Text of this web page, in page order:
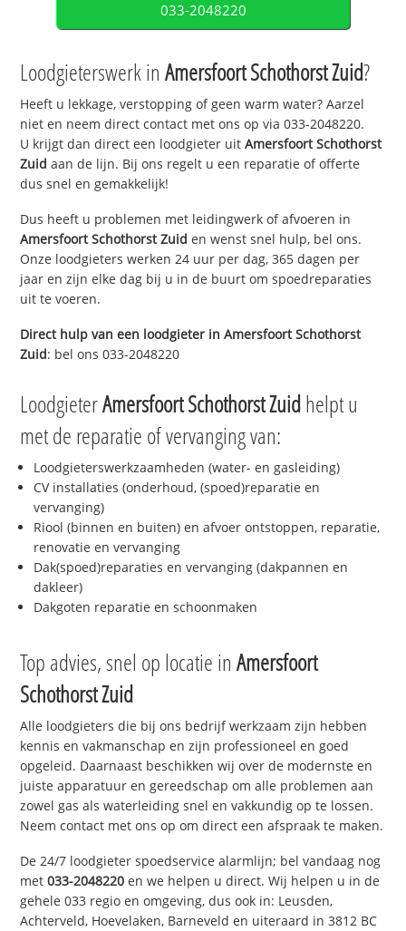
033-2048220
Loodgieterswerk inAmersfoort Schothorst Zuid?
Heeft u lekkage, verstopping of geen warm water? Aarzel
niet en neem direct contact met ons op via 033-2048220.
U krijgt dan direct een loodgieter uitAmersfoort Schothorst
Zuid aan de lijn. Bij ons regelt u een reparatie of offerte
dus snel en gemakkelijk!
Dus heeft u problemen met leidingwerk of afvoeren in
Amersfoort Schothorst Zuid en wenst snel hulp, bel ons.
Onze loodgieters werken 24 uur per dag, 365 dagen per
jaar en zijn elke dag bij u in de buurt om spoedreparaties
uit te voeren.
Direct hulp van een loodgieter inAmersfoort Schothorst
Zuid: bel ons 033-2048220
LoodgieterAmersfoort Schothorst Zuidhelpt u
met de reparatie of vervanging van:
Loodgieterswerkzaamheden (water- en gasleiding)
CV installaties (onderhoud, (spoed)reparatie en
vervanging)
Riool (binnen en buiten) en afvoer ontstoppen, reparatie,
renovatie en vervanging
Dak(spoed)reparaties en vervanging (dakpannen en
dakleer)
Dakgoten reparatie en schoonmaken
Top advies, snel op locatie inAmersfoort
Schothorst Zuid
Alle loodgieters die bij ons bedrijf werkzaam zijn hebben
kennis en vakmanschap en zijn professioneel en goed
opgeleid. Daarnaast beschikken wij over de modernste en
juiste apparatuur en gereedschap om alle problemen aan
zowel gas als waterleiding snel en vakkundig op te lossen.
Neem contact met ons op om direct een afspraak te maken.
De 24/7 loodgieter spoedservice alarmlijn; bel vandaag nog
met033-2048220 en we helpen u direct. Wij helpen u in de
gehele 033 regio en omgeving, dus ook in: Leusden,
Achterveld, Hoevelaken, Barneveld en uiteraard in 3812 BC